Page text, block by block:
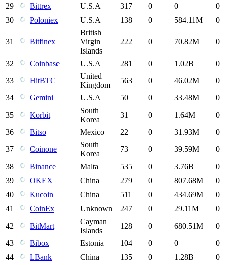
29
Bittrex U.S.A 317 0 0
0
30
Poloniex U.S.A 138 0 584.11M 0
31 Bitfinex
British
Virgin
Islands
222 0 70.82M 0
32 Coinbase U.S.A 281 0 1.02B
0
33
HitBTC
United
Kingdom
563 0 46.02M
0
34
Gemini U.S.A 50 0 33.48M
0
35
Korbit
South
Korea
31 0 1.64M
0
36
Bitso Mexico 22 0 31.93M
0
37
Coinone
South
Korea
73 0 39.59M
0
38
Binance Malta 535 0 3.76B
0
39
OKEX China 279 0 807.68M
0
40
Kucoin China 511 0 434.69M
0
41
CoinEx Unknown 247 0 29.11M
0
42
BitMart
Cayman
Islands
128 0 680.51M
0
43
Bibox Estonia 104 0 0
0
44
LBank China 135 0 1.28B
0